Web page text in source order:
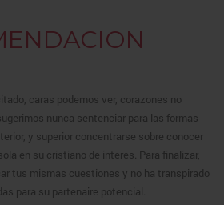
caras podemos ver, corazones no
nunca sentenciar para las formas
y superior concentrarse sobre conocer
en su cristiano de interes. Para finalizar,
tus mismas cuestiones y no ha transpirado
para su partenaire potencial.